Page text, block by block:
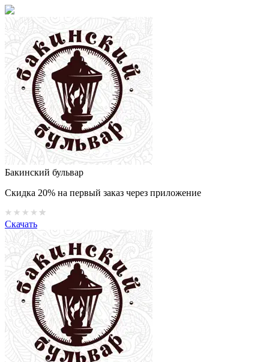
Бакинский бульвар
Скидка 20% на первый заказ через приложение
Скачать